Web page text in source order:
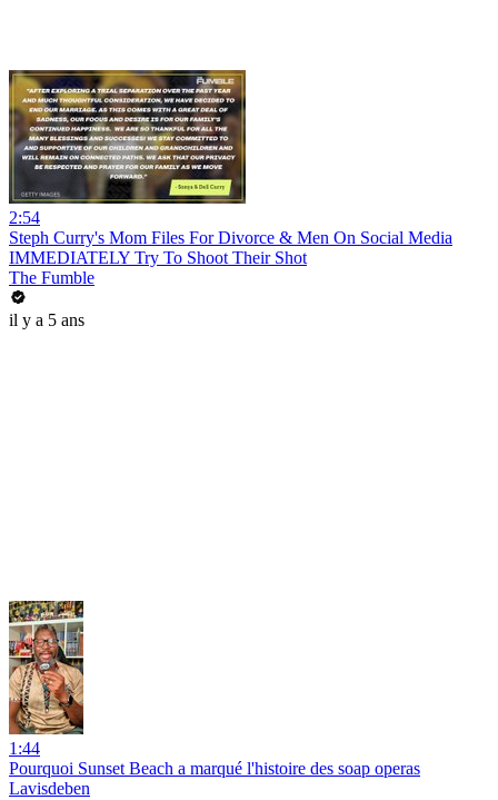
2:54
Steph Curry's Mom Files For Divorce & Men On Social Media
IMMEDIATELY Try To Shoot Their Shot
The Fumble
il y a 5 ans
1:44
Pourquoi Sunset Beach a marqué l'histoire des soap operas
Lavisdeben